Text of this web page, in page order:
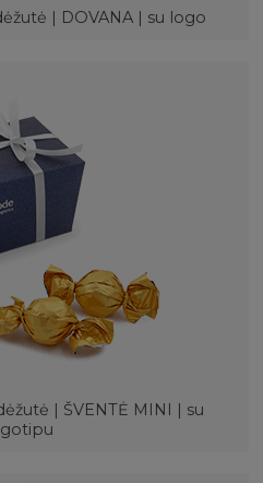
| DOVANA | su logo
| ŠVENTĖ MINI | su